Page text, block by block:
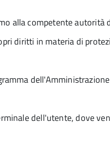
alla competente autorità
diritti in materia di
dell'Amministrazione
dell'utente, dove